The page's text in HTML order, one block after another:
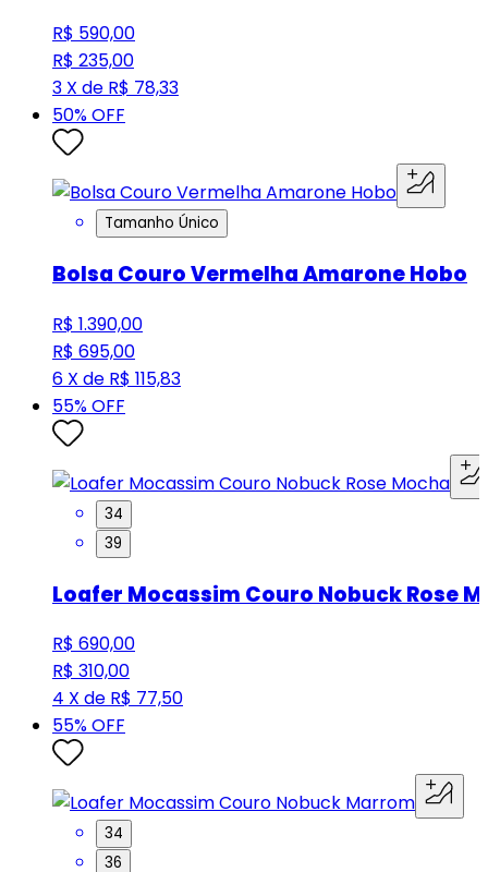
R$ 590,00
R$ 235,00
3 X de R$ 78,33
50% OFF
Tamanho Único
Bolsa Couro Vermelha Amarone Hobo
R$ 1.390,00
R$ 695,00
6 X de R$ 115,83
55% OFF
34
39
Loafer Mocassim Couro Nobuck Rose
R$ 690,00
R$ 310,00
4 X de R$ 77,50
55% OFF
34
36